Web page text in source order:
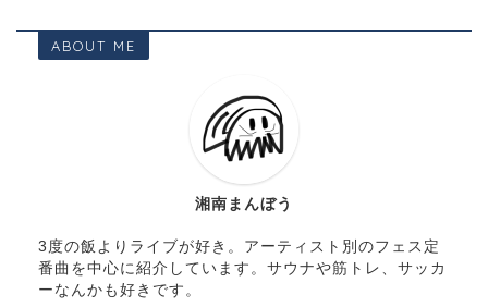
ABOUT ME
湘南まんぼう
3度の飯よりライブが好き。アーティスト別のフェス定
番曲を中心に紹介しています。サウナや筋トレ、サッカ
ーなんかも好きです。